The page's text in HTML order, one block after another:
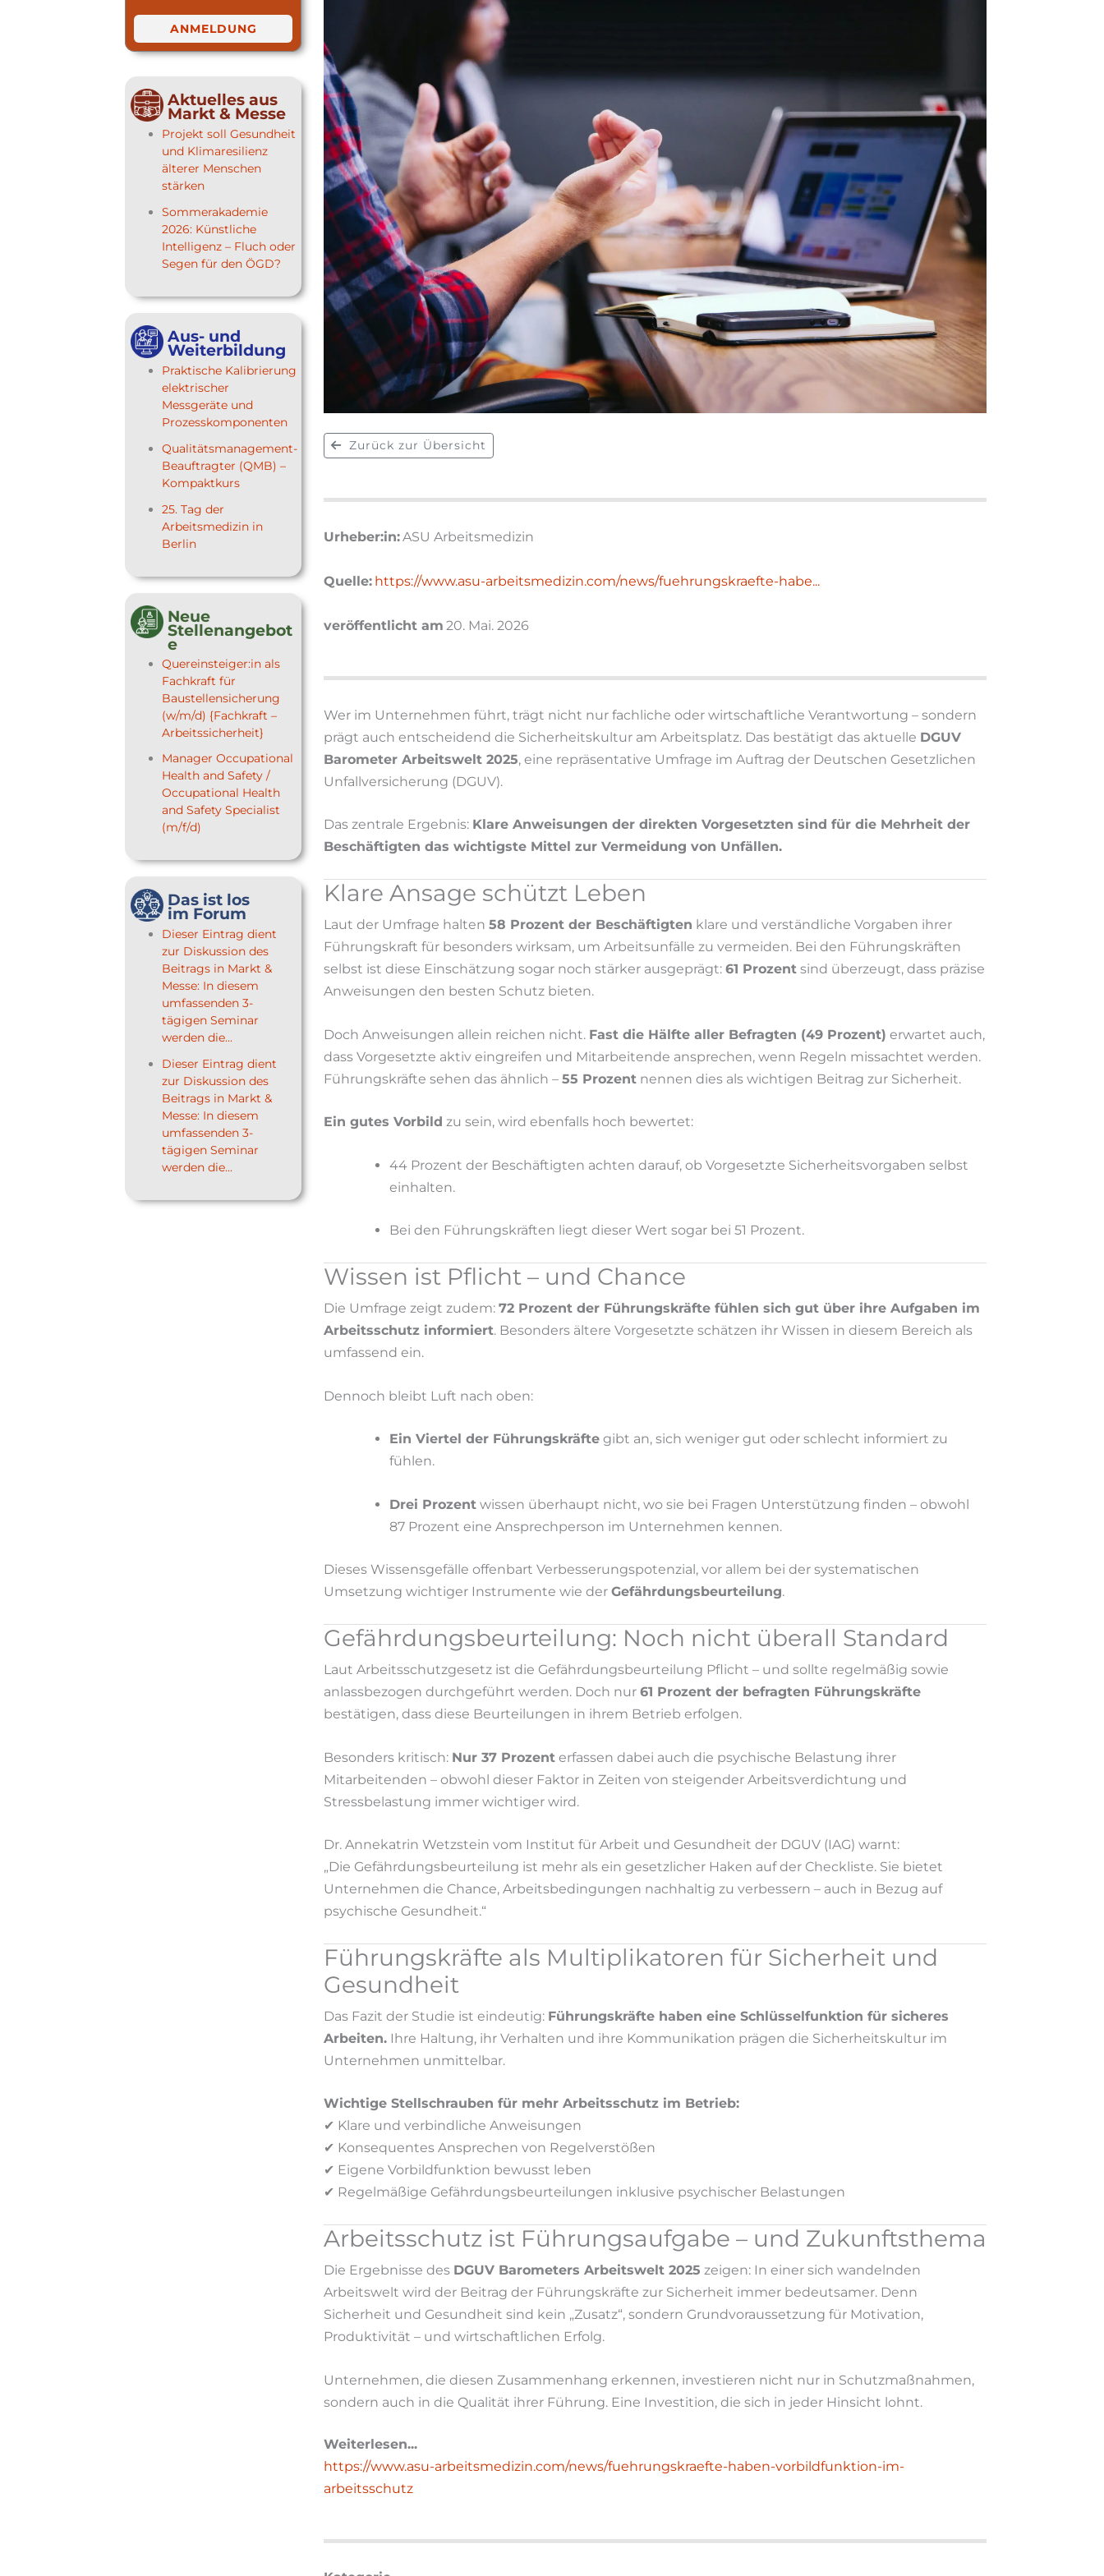
ANMELDUNG
Aktuelles aus
Markt & Messe
Projekt soll Gesundheit
und Klimaresilienz
älterer Menschen
stärken
Sommerakademie
2026: Künstliche
Intelligenz – Fluch oder
Segen für den ÖGD?
Aus- und
Weiterbildung
Praktische Kalibrierung
elektrischer
Messgeräte und
Prozesskomponenten
Qualitätsmanagement-
Beauftragter (QMB) –
Kompaktkurs
25. Tag der
Arbeitsmedizin in
Berlin
Neue
Stellenangebot
e
Quereinsteiger:in als
Fachkraft für
Baustellensicherung
(w/m/d) {Fachkraft –
Arbeitssicherheit}
Manager Occupational
Health and Safety /
Occupational Health
and Safety Specialist
(m/f/d)
Das ist los
im Forum
Dieser Eintrag dient
zur Diskussion des
Beitrags in Markt &
Messe: In diesem
umfassenden 3-
tägigen Seminar
werden die...
Dieser Eintrag dient
zur Diskussion des
Beitrags in Markt &
Messe: In diesem
umfassenden 3-
tägigen Seminar
werden die...
Zurück zur Übersicht
Urheber:in:ASU Arbeitsmedizin
Quelle: https://www.asu-arbeitsmedizin.com/news/fuehrungskraefte-habe...
veröffentlicht am 20. Mai. 2026
Wer im Unternehmen führt, trägt nicht nur fachliche oder wirtschaftliche Verantwortung – sondern
prägt auch entscheidend die Sicherheitskultur am Arbeitsplatz. Das bestätigt das aktuelle DGUV
Barometer Arbeitswelt 2025, eine repräsentative Umfrage im Auftrag der Deutschen Gesetzlichen
Unfallversicherung (DGUV).
Das zentrale Ergebnis: Klare Anweisungen der direkten Vorgesetzten sind für die Mehrheit der
Beschäftigten das wichtigste Mittel zur Vermeidung von Unfällen.
Klare Ansage schützt Leben
Laut der Umfrage halten 58 Prozent der Beschäftigten klare und verständliche Vorgaben ihrer
Führungskraft für besonders wirksam, um Arbeitsunfälle zu vermeiden. Bei den Führungskräften
selbst ist diese Einschätzung sogar noch stärker ausgeprägt: 61 Prozent sind überzeugt, dass präzise
Anweisungen den besten Schutz bieten.
Doch Anweisungen allein reichen nicht. Fast die Hälfte aller Befragten (49 Prozent) erwartet auch,
dass Vorgesetzte aktiv eingreifen und Mitarbeitende ansprechen, wenn Regeln missachtet werden.
Führungskräfte sehen das ähnlich – 55 Prozent nennen dies als wichtigen Beitrag zur Sicherheit.
Ein gutes Vorbild zu sein, wird ebenfalls hoch bewertet:
44 Prozent der Beschäftigten achten darauf, ob Vorgesetzte Sicherheitsvorgaben selbst
einhalten.
Bei den Führungskräften liegt dieser Wert sogar bei 51 Prozent.
Wissen ist Pflicht – und Chance
Die Umfrage zeigt zudem: 72 Prozent der Führungskräfte fühlen sich gut über ihre Aufgaben im
Arbeitsschutz informiert. Besonders ältere Vorgesetzte schätzen ihr Wissen in diesem Bereich als
umfassend ein.
Dennoch bleibt Luft nach oben:
Ein Viertel der Führungskräfte gibt an, sich weniger gut oder schlecht informiert zu
fühlen.
Drei Prozent wissen überhaupt nicht, wo sie bei Fragen Unterstützung finden – obwohl
87 Prozent eine Ansprechperson im Unternehmen kennen.
Dieses Wissensgefälle offenbart Verbesserungspotenzial, vor allem bei der systematischen
Umsetzung wichtiger Instrumente wie der Gefährdungsbeurteilung.
Gefährdungsbeurteilung: Noch nicht überall Standard
Laut Arbeitsschutzgesetz ist die Gefährdungsbeurteilung Pflicht – und sollte regelmäßig sowie
anlassbezogen durchgeführt werden. Doch nur 61 Prozent der befragten Führungskräfte
bestätigen, dass diese Beurteilungen in ihrem Betrieb erfolgen.
Besonders kritisch: Nur 37 Prozent erfassen dabei auch die psychische Belastung ihrer
Mitarbeitenden – obwohl dieser Faktor in Zeiten von steigender Arbeitsverdichtung und
Stressbelastung immer wichtiger wird.
Dr. Annekatrin Wetzstein vom Institut für Arbeit und Gesundheit der DGUV (IAG) warnt:
„Die Gefährdungsbeurteilung ist mehr als ein gesetzlicher Haken auf der Checkliste. Sie bietet
Unternehmen die Chance, Arbeitsbedingungen nachhaltig zu verbessern – auch in Bezug auf
psychische Gesundheit.“
Führungskräfte als Multiplikatoren für Sicherheit und
Gesundheit
Das Fazit der Studie ist eindeutig: Führungskräfte haben eine Schlüsselfunktion für sicheres
Arbeiten. Ihre Haltung, ihr Verhalten und ihre Kommunikation prägen die Sicherheitskultur im
Unternehmen unmittelbar.
Wichtige Stellschrauben für mehr Arbeitsschutz im Betrieb:
✔ Klare und verbindliche Anweisungen
✔ Konsequentes Ansprechen von Regelverstößen
✔ Eigene Vorbildfunktion bewusst leben
✔ Regelmäßige Gefährdungsbeurteilungen inklusive psychischer Belastungen
Arbeitsschutz ist Führungsaufgabe – und Zukunftsthema
Die Ergebnisse des DGUV Barometers Arbeitswelt 2025 zeigen: In einer sich wandelnden
Arbeitswelt wird der Beitrag der Führungskräfte zur Sicherheit immer bedeutsamer. Denn
Sicherheit und Gesundheit sind kein „Zusatz“, sondern Grundvoraussetzung für Motivation,
Produktivität – und wirtschaftlichen Erfolg.
Unternehmen, die diesen Zusammenhang erkennen, investieren nicht nur in Schutzmaßnahmen,
sondern auch in die Qualität ihrer Führung. Eine Investition, die sich in jeder Hinsicht lohnt.
Weiterlesen...
https://www.asu-arbeitsmedizin.com/news/fuehrungskraefte-haben-vorbildfunktion-im-
arbeitsschutz